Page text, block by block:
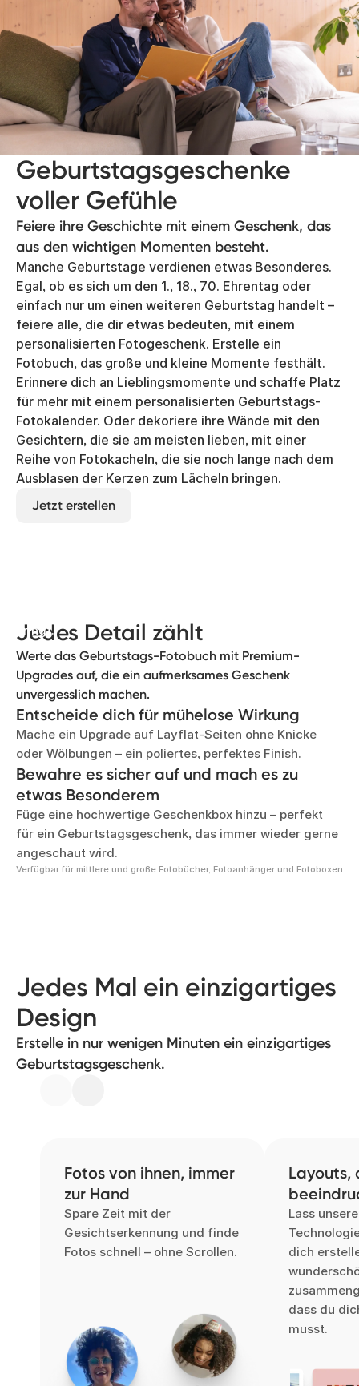
Geburtstagsgeschenke
voller Gefühle
Feiere ihre Geschichte mit einem Geschenk, das
aus den wichtigen Momenten besteht.
Manche Geburtstage verdienen etwas Besonderes.
Egal, ob es sich um den 1., 18., 70. Ehrentag oder
einfach nur um einen weiteren Geburtstag handelt –
feiere alle, die dir etwas bedeuten, mit einem
personalisierten Fotogeschenk. Erstelle ein
Fotobuch, das große und kleine Momente festhält.
Erinnere dich an Lieblingsmomente und schaffe Platz
für mehr mit einem personalisierten Geburtstags-
Fotokalender. Oder dekoriere ihre Wände mit den
Gesichtern, die sie am meisten lieben, mit einer
Reihe von Fotokacheln, die sie noch lange nach dem
Ausblasen der Kerzen zum Lächeln bringen.
Jetzt erstellen
Jedes Detail zählt
Werte das Geburtstags-Fotobuch mit Premium-
Upgrades auf, die ein aufmerksames Geschenk
unvergesslich machen.
bringt.
Entscheide dich für mühelose Wirkung
Mache ein Upgrade auf Layflat-Seiten ohne Knicke
oder Wölbungen – ein poliertes, perfektes Finish.
Bewahre es sicher auf und mach es zu
etwas Besonderem
Füge eine hochwertige Geschenkbox hinzu – perfekt
für ein Geburtstagsgeschenk, das immer wieder gerne
angeschaut wird.
Verfügbar für mittlere und große Fotobücher, Fotoanhänger und Fotoboxen
Jedes Mal ein einzigartiges
Design
Erstelle in nur wenigen Minuten ein einzigartiges
Geburtstagsgeschenk.
Fotos von ihnen, immer
zur Hand
Spare Zeit mit der
Gesichtserkennung und finde
Fotos schnell – ohne Scrollen.
Layouts,
Lass
dich
dass du
musst.